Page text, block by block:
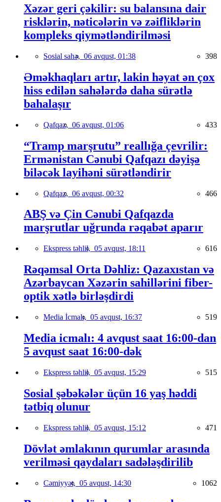
Xəzər geri çəkilir: su balansına dair
risklərin, nəticələrin və zəifliklərin
kompleks qiymətləndirilməsi
Sosial sahə, 06 avqust, 01:38 398
Əməkhaqları artır, lakin həyat ən çox
hiss edilən sahələrdə daha sürətlə
bahalaşır
Qafqaz, 06 avqust, 01:06 433
“Tramp marşrutu” reallığa çevrilir:
Ermənistan Cənubi Qafqazı dəyişə
biləcək layihəni sürətləndirir
Qafqaz, 06 avqust, 00:32 466
ABŞ və Çin Cənubi Qafqazda
marşrutlar uğrunda rəqabət aparır
Ekspress təhlil, 05 avqust, 18:11 616
Rəqəmsal Orta Dəhliz: Qazaxıstan və
Azərbaycan Xəzərin sahillərini fiber-
optik xətlə birləşdirdi
Media İcmalı, 05 avqust, 16:37 519
Media icmalı: 4 avqust saat 16:00-dan
5 avqust saat 16:00-dək
Ekspress təhlil, 05 avqust, 15:29 515
Sosial şəbəkələr üçün 16 yaş həddi
tətbiq olunur
Ekspress təhlil, 05 avqust, 15:12 471
Dövlət əmlakının qurumlar arasında
verilməsi qaydaları sadələşdirilib
Cəmiyyət, 05 avqust, 14:30 1062